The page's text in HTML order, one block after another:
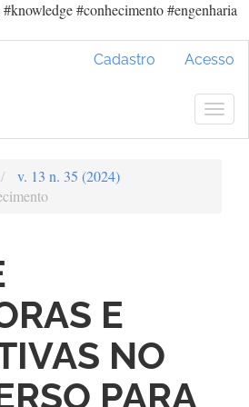
#conhecimento #engenharia
Cadastro Acesso
v. 13 n. 35 (2024)
E
NO
PARA